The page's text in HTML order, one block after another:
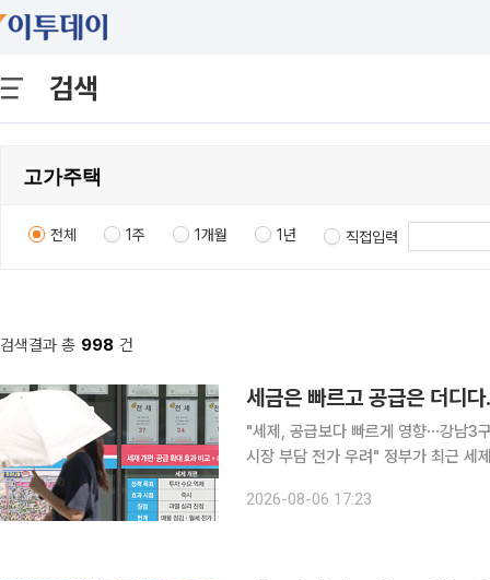
검색
전체 1주 1개월 1년 직접입력
검색결과 총 998 건
세금은 빠르고 공급은 더디
"세제, 공급보다 빠르게 영향⋯강남3
시장 부담 전가 우려" 정부가 최근 세제 개편안을 내놓으면서 집값 안정 효과를 둘러싼 논쟁이 이어
과가 나타나기까지 상당한 시간이 걸
2026-08-06 17:23